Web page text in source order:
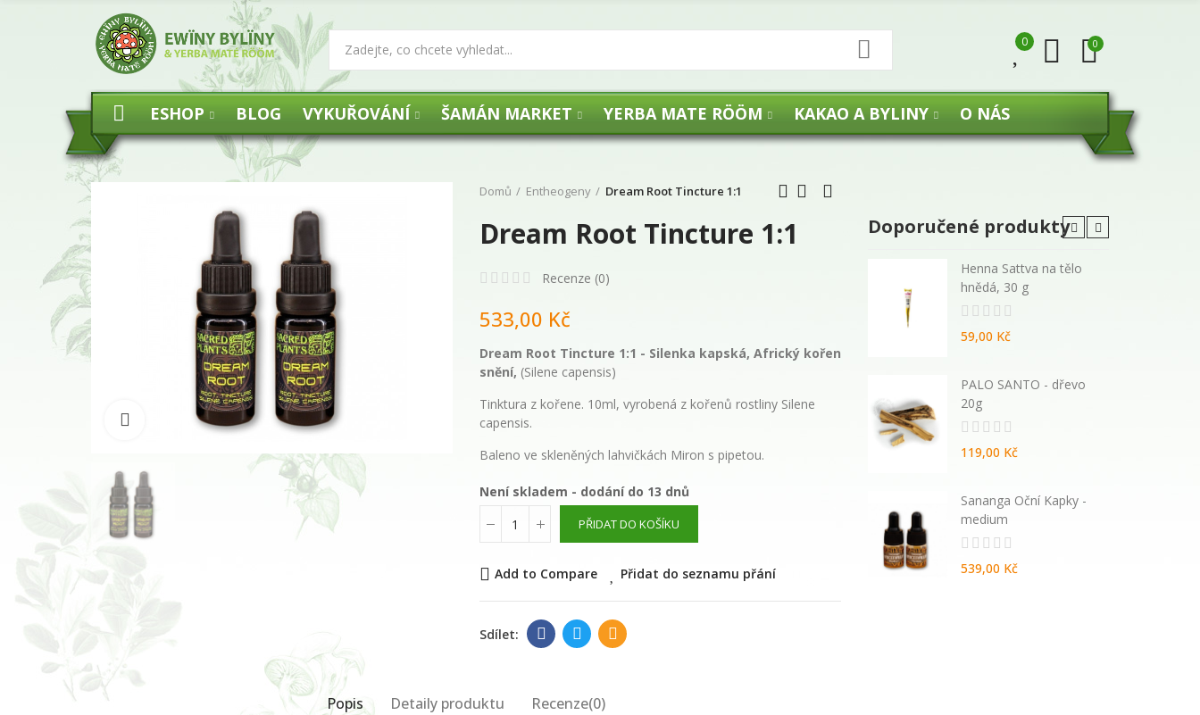
0 0
ESHOP BLOG VYKUŘOVÁNÍ ŠAMÁN MARKET YERBA MATE RÖÖM KAKAO A BYLINY O NÁS
Klikněte pro zvětšení
Domů Entheogeny Dream Root Tincture 1:1
Dream Root Tincture 1:1
Recenze (0)
533,00 Kč
Dream Root Tincture 1:1 - Silenka kapská, Africký kořen
snění, (Silene capensis)
Tinktura z kořene. 10ml, vyrobená z kořenů rostliny Silene
capensis.
Baleno ve skleněných lahvičkách Miron s pipetou.
Není skladem - dodání do 13 dnů
PŘIDAT DO KOŠÍKU
Add to Compare Přidat do seznamu přání
Popis Detaily produktu Recenze(0)
Doporučené produkty
květinová voda
289,00 Kč
210,00 Kč
Henna Sattva na tělo
hnědá, 30 g
59,00 Kč
PALO SANTO - dřevo
20g
119,00 Kč
Sananga Oční Kapky -
medium
539,00 Kč